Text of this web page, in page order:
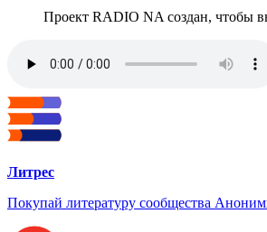
Проект RADIO NA создан, чтобы
Литрес
Покупай литературу сообщества